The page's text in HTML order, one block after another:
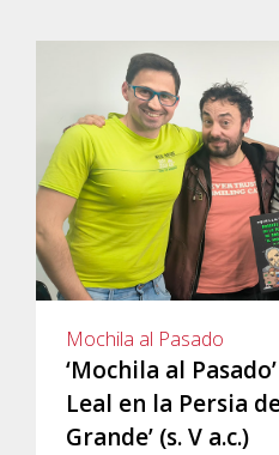
Mochila al Pasado
‘Mochila al
Leal en la Persia
Grande’ (s. V a.c.)